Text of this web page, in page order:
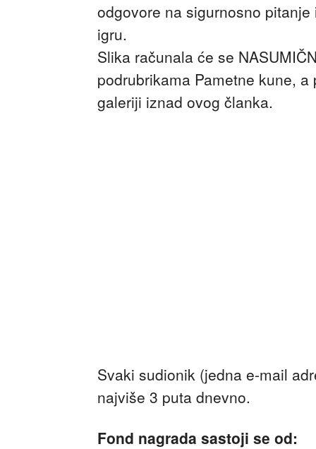
odgovore na sigurnosno
igru.
Slika računala će se
podrubrikama Pametne kune,
galeriji iznad ovog članka.
Svaki sudionik (jedna e-mail
najviše 3 puta dnevno.
Fond nagrada sastoji se od: